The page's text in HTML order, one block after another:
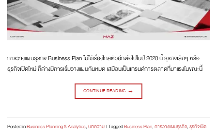
การวางแผนธุรกิจ Business Plan ไม่ใช่เรื่องไกลตัวอีกต่อไปในปี 2020 นี้ ธุรกิจเล็กๆ หรือ
ธุรกิจเปิดใหม่ ก็ต่างมีการเริ่มวางแผนกันหมด เสมือนเป็นเทรนด์การตลาดที่มาแรงในขณะนี้
CONTINUE READING →
Posted inBusiness Planning & Analytics,บทความ|TaggedBusiness Plan,การวางแผนธุรกิจ,ธุรกิจเปิด